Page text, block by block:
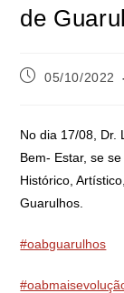
de
05/10/2022
No dia 17/08, Dr.
Bem- Estar, se
Histórico,
Guarulhos.
#oabguarulhos